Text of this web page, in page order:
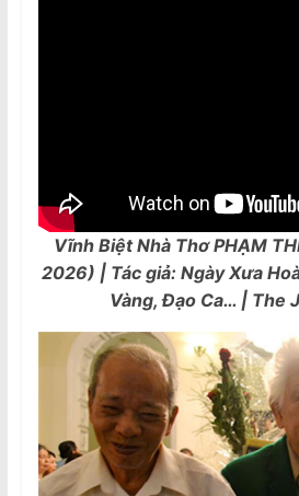
Vĩnh Biệt Nhà Thơ PHẠM
2026) | Tác giả: Ngày Xưa
Vàng, Đạo Ca… | The